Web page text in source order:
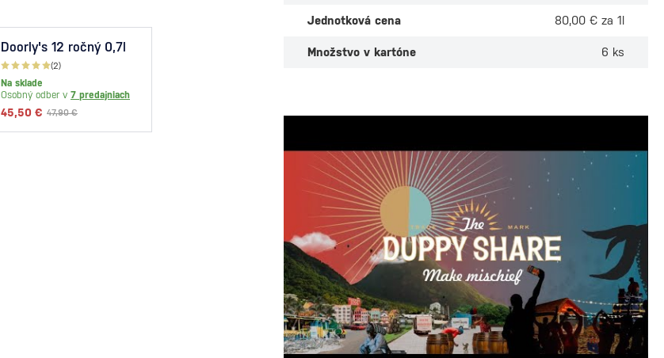
Doorly's 12 ročný 0,7l
(2)
Na sklade
Osobný odber v 7 predajniach
47,90 €
45,50 €
The Duppy Share
27,30 €
Doorly's 8 ročný
Jednotková cena 80,00 € za 1l
Množstvo v kartóne 6 ks